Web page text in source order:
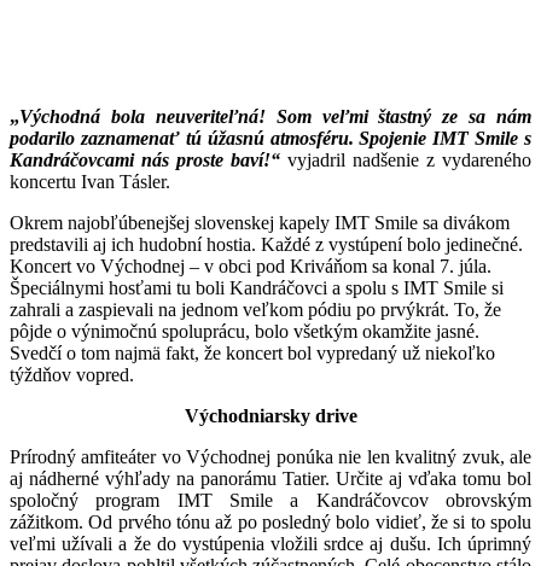
„Východná bola neuveriteľná! Som veľmi štastný ze sa nám
podarilo zaznamenať tú úžasnú atmosféru. Spojenie IMT Smile s
Kandráčovcami nás proste baví!“ vyjadril nadšenie z vydareného
koncertu Ivan Tásler.
Okrem najobľúbenejšej slovenskej kapely IMT Smile sa divákom
predstavili aj ich hudobní hostia. Každé z vystúpení bolo jedinečné.
Koncert vo Východnej – v obci pod Kriváňom sa konal 7. júla.
Špeciálnymi hosťami tu boli Kandráčovci a spolu s IMT Smile si
zahrali a zaspievali na jednom veľkom pódiu po prvýkrát. To, že
pôjde o výnimočnú spoluprácu, bolo všetkým okamžite jasné.
Svedčí o tom najmä fakt, že koncert bol vypredaný už niekoľko
týždňov vopred.
Východniarsky drive
Prírodný amfiteáter vo Východnej ponúka nie len kvalitný zvuk, ale
aj nádherné výhľady na panorámu Tatier. Určite aj vďaka tomu bol
spoločný program IMT Smile a Kandráčovcov obrovským
zážitkom. Od prvého tónu až po posledný bolo vidieť, že si to spolu
veľmi užívali a že do vystúpenia vložili srdce aj dušu. Ich úprimný